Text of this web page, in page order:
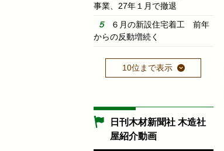
事業、27年１月で撤退
６月の新設住宅着工 前年
からの反動増続く
10位まで表示
日刊木材新聞社 木造社
屋紹介動画